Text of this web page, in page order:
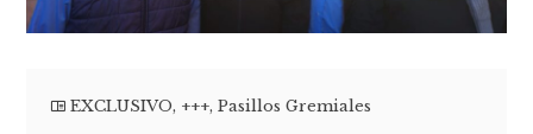
EXCLUSIVO, +++,Pasillos Gremiales